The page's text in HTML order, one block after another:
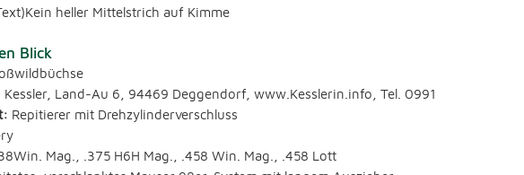
heller Mittelstrich auf Kimme
Blick
Kessler, Land-Au 6, 94469 Deggendorf, www.Kesslerin.info, Tel. 0991
Repitierer mit Drehzylinderverschluss
Mag., .375 H6H Mag., .458 Win. Mag., .458 Lott